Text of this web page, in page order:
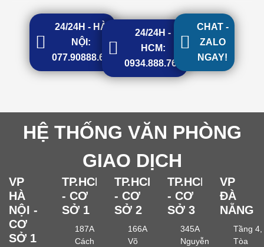
24/24H - HÀ
NỘI:
077.90888.68
24/24H -
HCM:
0934.888.768
CHAT -
ZALO
NGAY!
HỆ THỐNG VĂN PHÒNG
GIAO DỊCH
VP
HÀ
NỘI -
CƠ
SỞ 1
TP.HCM
- CƠ
SỞ 1
187A
Cách
TP.HCM
- CƠ
SỞ 2
166A
Võ
TP.HCM
- CƠ
SỞ 3
345A
Nguyễn
VP
ĐÀ
NẴNG
Tầng 4,
Tòa